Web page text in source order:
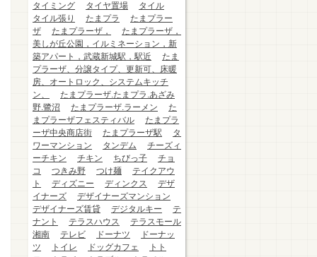
タイミング
タイヤ置場
タイル
タイル張り
たまプラ
たまプラー
ザ
たまプラーザ，
たまプラーザ，
美しが丘公園，イルミネーション，新
築アパート，武蔵新城駅，駅近
たま
プラーザ、分譲タイプ、更新可、床暖
房、オートロック、システムキッチ
ン、
たまプラーザ.たまプラ.あざみ
野.鷺沼
たまプラーザ.ラーメン
た
まプラーザフェスティバル
たまプラ
ーザ中央商店街
たまプラーザ駅
タ
ワーマンション
タンデム
チーズィ
ーチキン
チキン ちびっ子
チョ
コ
つきみ野 つけ麺
テイクアウ
ト
ディズニー ディンクス
デザ
イナーズ
デザイナーズマンション
デザイナーズ賃貸
デジタルキー
テ
ナント
テラスハウス
テラスモール
湘南
テレビ ドーナツ
ドーナッ
ツ
トイレ ドッグカフェ
トト